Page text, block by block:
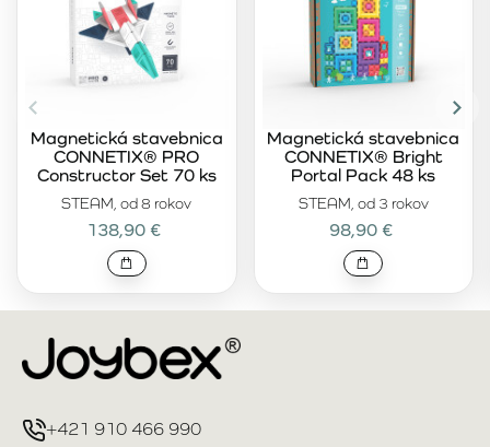
STEAM, od 8 rokov
Magnetická stavebnica
CONNETIX® PRO
Constructor Set 70 ks
138,90 €
STEAM, od 3 rokov
Magnetická stavebnica
CONNETIX® Bright
Portal Pack 48 ks
98,90 €
+421 910 466 990